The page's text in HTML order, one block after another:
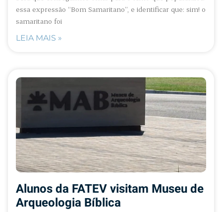
essa expressão “Bom Samaritano”, e identificar que: sim! o
samaritano foi
LEIA MAIS »
Alunos da FATEV visitam Museu de
Arqueologia Bíblica